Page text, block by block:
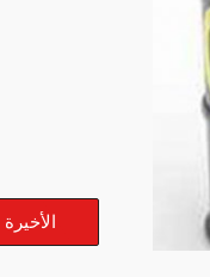
الأخيرة